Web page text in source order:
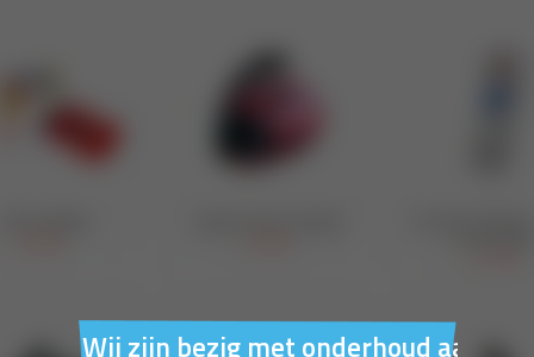
Wij zijn bezig met onderhoud aan